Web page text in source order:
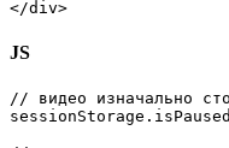
JS
// видео изначально